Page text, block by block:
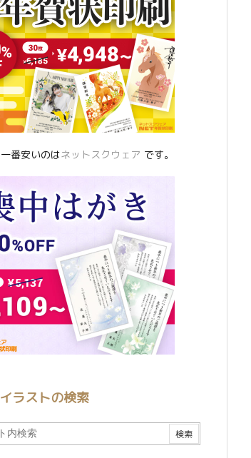
番安いのはネットスクウェア です。
ラストの検索